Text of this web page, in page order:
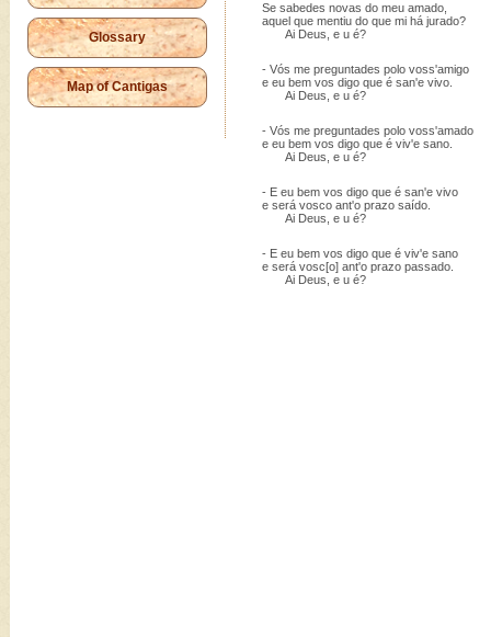
Glossary
Map of Cantigas
Se sabedes novas do meu amado,
aquel que mentiu do que mi há jurado?
Ai Deus, e u é?
- Vós me preguntades polo voss'amigo
e eu bem vos digo que é san'e vivo.
Ai Deus, e u é?
- Vós me preguntades polo voss'amado
e eu bem vos digo que é viv'e sano.
Ai Deus, e u é?
- E eu bem vos digo que é san'e vivo
e será vosco ant'o prazo saído.
Ai Deus, e u é?
- E eu bem vos digo que é viv'e sano
e será vosc[o] ant'o prazo passado.
Ai Deus, e u é?